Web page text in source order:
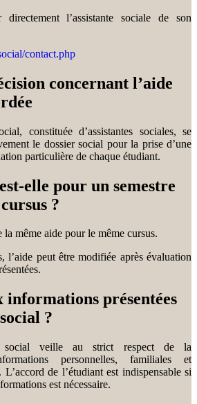
l’assistante sociale de son
contact.php
concernant l’aide
constituée d’assistantes sociales, se
le dossier social pour la prise d’une
particulière de chaque étudiant.
elle pour un semestre
?
même aide pour le même cursus.
l’aide peut être modifiée après évaluation
informations présentées
?
social veille au strict respect de la
personnelles, familiales et
de l’étudiant est indispensable si
est nécessaire.